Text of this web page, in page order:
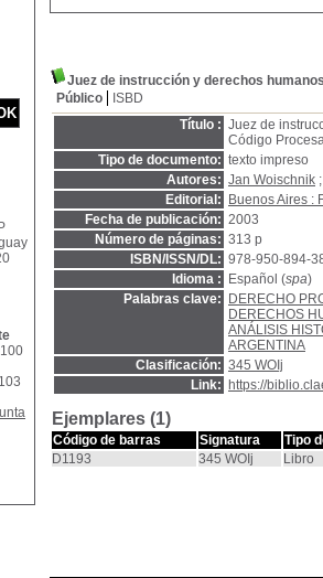
Juez de instrucción y derechos
Público
ISBD
Título : Juez de
Código
Tipo de documento: texto impreso
Autores: Jan Woischnik
Editorial:
Buenos Aires :
Fecha de publicación: 2003
Número de páginas: 313 p
ISBN/ISSN/DL: 978-950-894-
Idioma :
Español (spa)
Palabras clave:
DERECHO
DERECHOS
ANÁLISIS
ARGENTINA
Clasificación: 345 WOIj
Link:
https://
Ejemplares (1)
Código de barras Signatura
Tipo
D1193
345 WOIj Libro